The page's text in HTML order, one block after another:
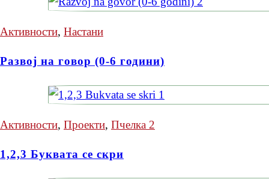
Активности, Настани
Развој на говор (0-6 години)
Активности, Проекти, Пчелка 2
1,2,3 Буквата се скри